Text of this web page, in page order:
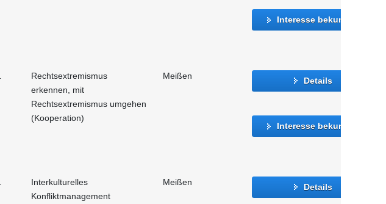
Interesse bekunden
Rechtsextremismus
erkennen, mit
Rechtsextremismus umgehen
(Kooperation)
Meißen Details
Interesse bekunden
Interkulturelles
Konfliktmanagement
Meißen Details